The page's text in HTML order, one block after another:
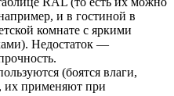
и в гостиной в
комнате с яркими
Недостаток —
(боятся влаги,
их применяют при